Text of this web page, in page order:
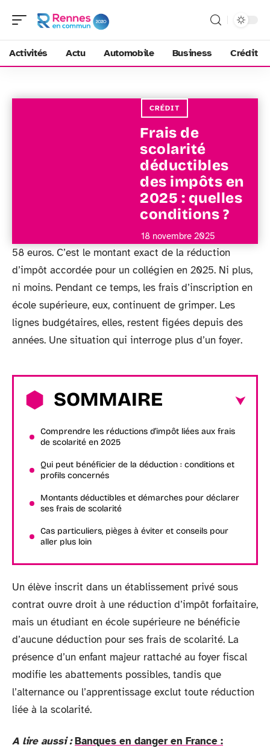
Activités Actu Automobile Business Crédit
CRÉDIT
Frais de
scolarité
déductibles
des impôts en
2025 : quelles
conditions ?
18 novembre 2025
58 euros. C’est le montant exact de la réduction
d’impôt accordée pour un collégien en 2025. Ni plus,
ni moins. Pendant ce temps, les frais d’inscription en
école supérieure, eux, continuent de grimper. Les
lignes budgétaires, elles, restent figées depuis des
années. Une situation qui interroge plus d’un foyer.
SOMMAIRE
Comprendre les réductions d’impôt liées aux frais
de scolarité en 2025
Qui peut bénéficier de la déduction : conditions et
profils concernés
Montants déductibles et démarches pour déclarer
ses frais de scolarité
Cas particuliers, pièges à éviter et conseils pour
aller plus loin
Un élève inscrit dans un établissement privé sous
contrat ouvre droit à une réduction d’impôt forfaitaire,
mais un étudiant en école supérieure ne bénéficie
d’aucune déduction pour ses frais de scolarité. La
présence d’un enfant majeur rattaché au foyer fiscal
modifie les abattements possibles, tandis que
l’alternance ou l’apprentissage exclut toute réduction
liée à la scolarité.
A lire aussi : Banques en danger en France :